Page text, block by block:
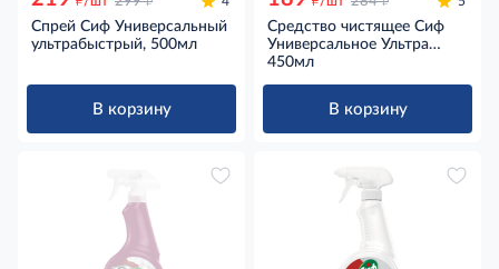
Спрей Сиф Универсальный
ультрабыстрый, 500мл
В корзину
Средство чистящее Сиф
Универсальное Ультра
Белый для отбеливания и
450мл
В корзину